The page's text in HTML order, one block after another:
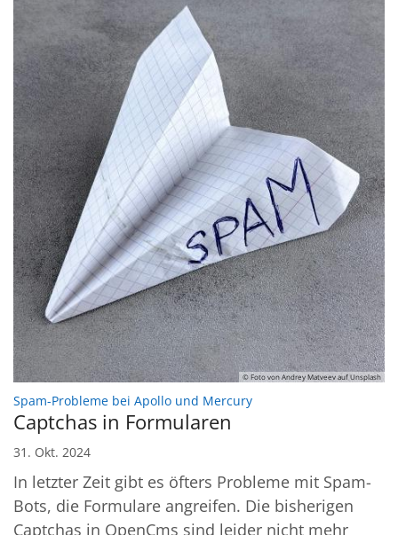
© Foto von Andrey Matveev auf Unsplash
Spam-Probleme bei Apollo und Mercury:
Captchas in Formularen
31. Okt. 2024
In letzter Zeit gibt es öfters Probleme mit Spam-
Bots, die Formulare angreifen. Die bisherigen
Captchas in OpenCms sind leider nicht mehr